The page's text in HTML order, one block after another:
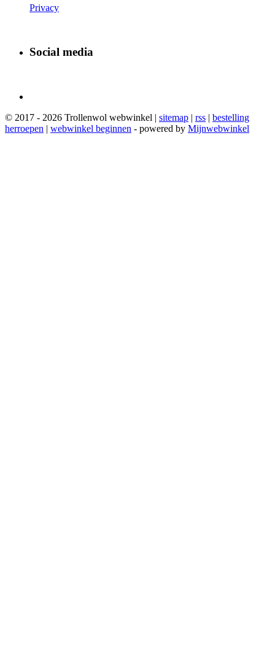
Privacy
Social media
© 2017 - 2026 Trollenwol webwinkel | sitemap | rss | bestelling
herroepen | webwinkel beginnen - powered by Mijnwebwinkel